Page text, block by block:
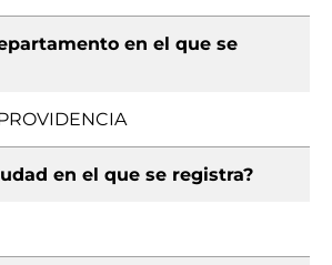
en el que se
en el que se registra?